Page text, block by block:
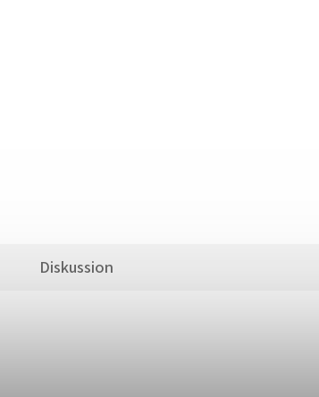
Diskussion